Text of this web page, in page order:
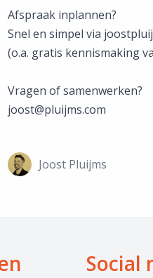
Afspraak inplannen?
Snel en simpel via
(o.a. gratis kennismaking
Vragen of samenwerken?
joost@pluijms.com
Joost Pluijms
Social